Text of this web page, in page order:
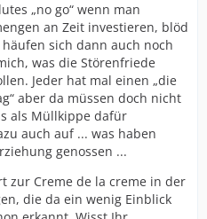
„no go“ wenn man
an Zeit investieren, blöd
sich dann auch noch
was die Störenfriede
Jeder hat mal einen „die
aber da müssen doch nicht
als Müllkippe dafür
auch auf ... was haben
genossen ...
zur Creme de la creme in der
die da ein wenig Einblick